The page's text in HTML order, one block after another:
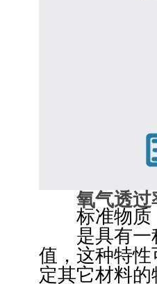
氧气透
标准物质 |
是具有一种
值，这种特
定其它材料